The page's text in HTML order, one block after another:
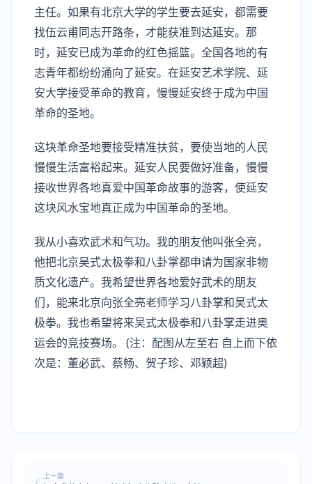
主任。如果有北京大学的学生要去延安，都需要
找伍云甫同志开路条，才能获准到达延安。那
时，延安已成为革命的红色摇篮。全国各地的有
志青年都纷纷涌向了延安。在延安艺术学院、延
安大学接受革命的教育，慢慢延安终于成为中国
革命的圣地。
这块革命圣地要接受精准扶贫，要使当地的人民
慢慢生活富裕起来。延安人民要做好准备，慢慢
接收世界各地喜爱中国革命故事的游客，使延安
这块风水宝地真正成为中国革命的圣地。
我从小喜欢武术和气功。我的朋友他叫张全亮，
他把北京吴式太极拳和八卦掌都申请为国家非物
质文化遗产。我希望世界各地爱好武术的朋友
们，能来北京向张全亮老师学习八卦掌和吴式太
极拳。我也希望将来吴式太极拳和八卦掌走进奥
运会的竞技赛场。 (注：配图从左至右 自上而下依
次是：董必武、蔡畅、贺子珍、邓颖超)
上一篇